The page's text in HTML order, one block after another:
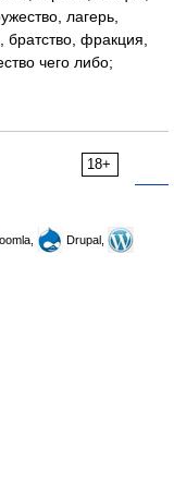
лагерь,
фракция,
чего либо;
18+
Drupal,